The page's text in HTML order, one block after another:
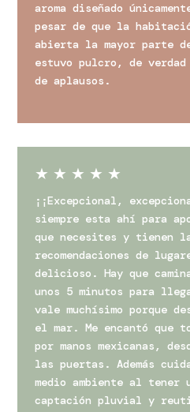
aroma diseñado
pesar de que la
abierta la mayor parte
estuvo pulcro, de
de aplausos.
★ ★ ★ ★ ★
¡¡Excepcional,
siempre esta ahí para
que necesites y tienen
recomendaciones de
delicioso. Hay que
unos 5 minutos para
vale muchísimo porque
el mar. Me encantó que
por manos mexicanas,
las puertas. Además
medio ambiente al tener
captación pluvial y